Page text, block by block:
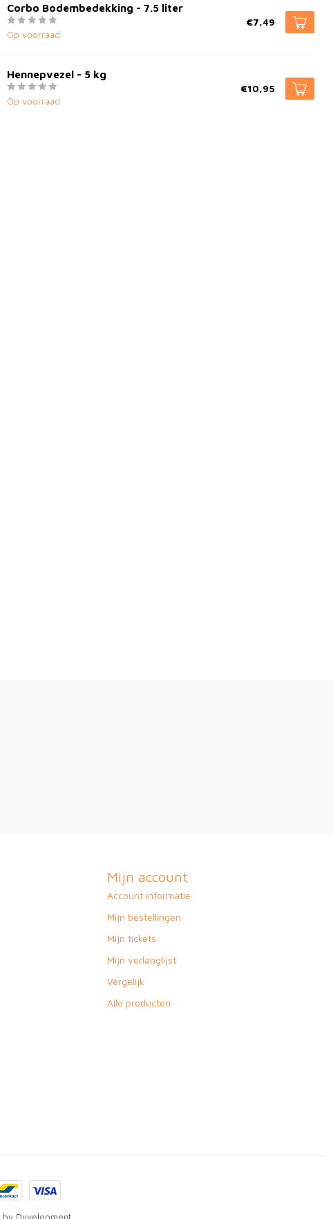
Corbo Bodembedekking - 7.5 liter
Op voorraad
€7,49
Hennepvezel - 5 kg
Op voorraad
€10,95
Mijn account
Account informatie
Mijn bestellingen
Mijn tickets
Mijn verlanglijst
Vergelijk
Alle producten